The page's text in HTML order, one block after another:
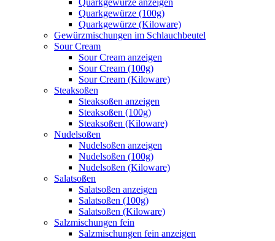
Quarkgewürze anzeigen
Quarkgewürze (100g)
Quarkgewürze (Kiloware)
Gewürzmischungen im Schlauchbeutel
Sour Cream
Sour Cream anzeigen
Sour Cream (100g)
Sour Cream (Kiloware)
Steaksoßen
Steaksoßen anzeigen
Steaksoßen (100g)
Steaksoßen (Kiloware)
Nudelsoßen
Nudelsoßen anzeigen
Nudelsoßen (100g)
Nudelsoßen (Kiloware)
Salatsoßen
Salatsoßen anzeigen
Salatsoßen (100g)
Salatsoßen (Kiloware)
Salzmischungen fein
Salzmischungen fein anzeigen